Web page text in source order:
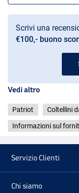
Scrivi una
€100,- buono
Vedi altro
Patriot Coltellini
Informazioni sul
Servizio Clienti
Chi siamo